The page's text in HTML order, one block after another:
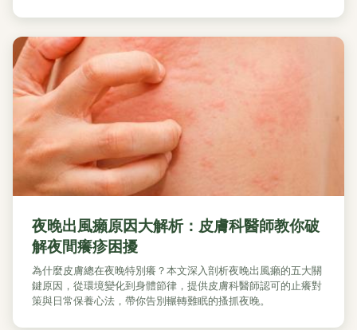
夜晚出風癩原因大解析：皮膚科醫師教你破
解夜間癢疹困擾
為什麼皮膚總在夜晚特別癢？本文深入剖析夜晚出風癩的五大關
鍵原因，從環境變化到身體節律，提供皮膚科醫師認可的止癢對
策與日常保養心法，帶你告別輾轉難眠的搔抓夜晚。